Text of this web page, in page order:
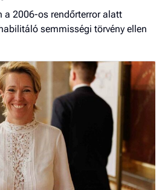
a 2006-os rendőrterror alatt
semmisségi törvény ellen